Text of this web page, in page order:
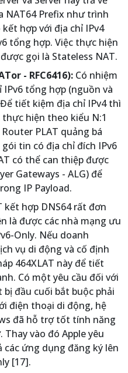
NAT64 Prefix như trình
hợp với địa chỉ IPv4
tổng hợp. Việc thực hiện
gọi là Stateless NAT.
- RFC6416): Có nhiệm
tổng hợp (nguồn và
tiết kiệm địa chỉ IPv4 thì
hiện theo kiểu N:1
PLAT quảng bá
tin có địa chỉ đích IPv6
có thể can thiệp được
Gateways - ALG) để
IP Payload.
kết hợp DNS64 rất đơn
là được các nhà mạng ưu
Only. Nếu doanh
vụ di động và cố định
464XLAT này để tiết
Có một yêu cầu đối với
bị đầu cuối bắt buộc phải
điện thoại di động, hệ
đã hỗ trợ tốt tính năng
vào đó Apple yêu
ứng dụng đăng ký lên
[17].